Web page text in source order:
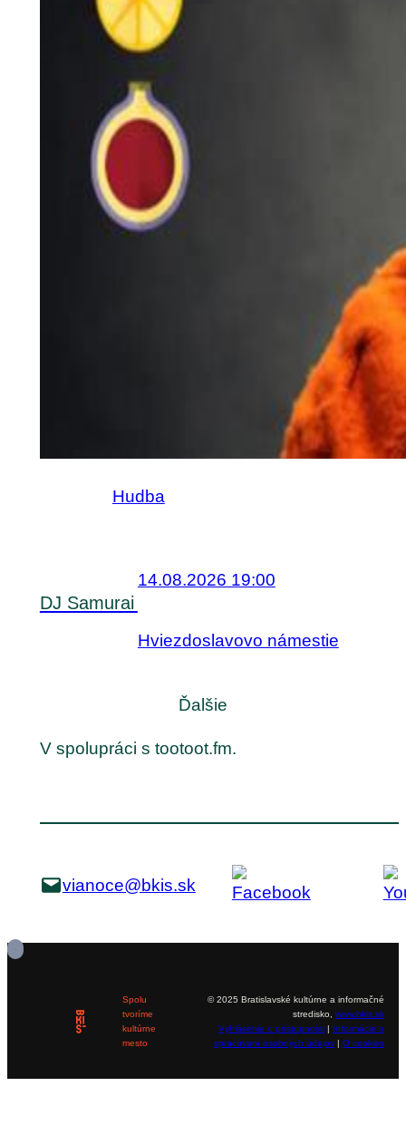
Hudba
DJ Samurai
14.08.2026 19:00
Hviezdoslavovo námestie
Ďalšie
V spolupráci s tootoot.fm.
vianoce@bkis.sk
Spolu
tvoríme
kultúrne
mesto
© 2025 Bratislavské kultúrne a informačné
stredisko, www.bkis.sk
Vyhlásenie o prístupnosti
Informácie o
spracúvaní osobných údajov
O cookies